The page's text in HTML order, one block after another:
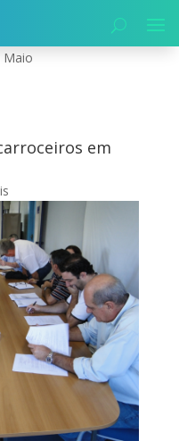
Cidade
Maio
em